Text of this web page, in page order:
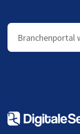
Branchenportal